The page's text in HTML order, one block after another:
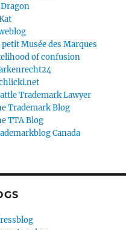
petit Musée des Marques
of confusion
Trademark Lawyer
Trademark Blog
TTA Blog
Canada